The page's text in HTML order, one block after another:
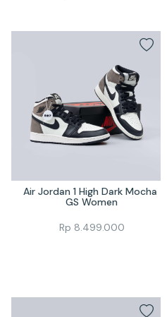
Air Jordan 1 High Dark Mocha
GS Women
Rp 8.499.000